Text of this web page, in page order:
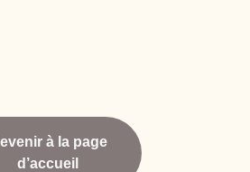
à la page
d’accueil